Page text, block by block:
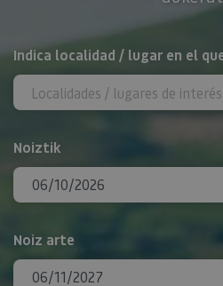
BILATU
Indica localidad / lugar en el
Noiztik
Noiz arte